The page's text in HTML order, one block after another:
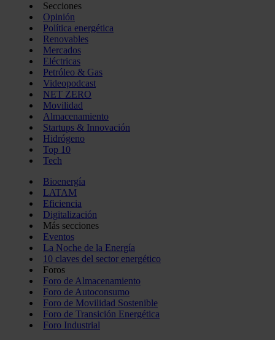
Secciones
Opinión
Política energética
Renovables
Mercados
Eléctricas
Petróleo & Gas
Videopodcast
NET ZERO
Movilidad
Almacenamiento
Startups & Innovación
Hidrógeno
Top 10
Tech
Bioenergía
LATAM
Eficiencia
Digitalización
Más secciones
Eventos
La Noche de la Energía
10 claves del sector energético
Foros
Foro de Almacenamiento
Foro de Autoconsumo
Foro de Movilidad Sostenible
Foro de Transición Energética
Foro Industrial